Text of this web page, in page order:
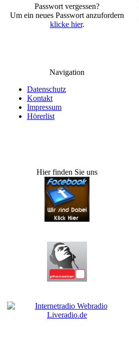
Passwort vergessen?
Um ein neues Passwort anzufordern
klicke hier.
Navigation
Datenschutz
Kontakt
Impressum
Hörerlist
Hier finden Sie uns